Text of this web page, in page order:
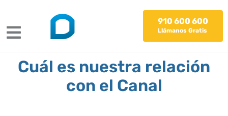
contenido
Toggle
Navigation
Quienes Somos
910 600 600
Llámanos Gratis
Cuál es nuestra relación
con el Canal